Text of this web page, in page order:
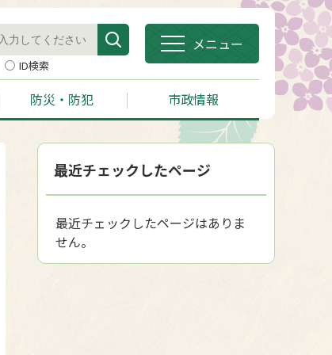
ID検索
メニュー
防災・防犯 市政情報
最近チェックしたページ
最近チェックしたページはありま
せん。